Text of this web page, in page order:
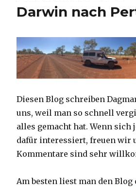
Darwin nach
Diesen Blog schreiben
uns, weil man so schnell
alles gemacht hat. Wenn sich
dafür interessiert, freuen wir
Kommentare sind sehr
Am besten liest man den